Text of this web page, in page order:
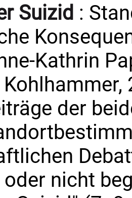
Suizid :
Kathrin
der
nicht